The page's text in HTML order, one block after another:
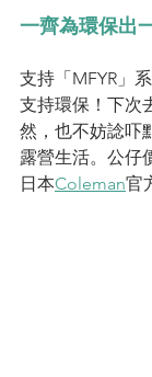
一齊為環保出
支持「MFYR」
支持環保！下次
然，也不妨諗吓
露營生活。公仔
日本Coleman官